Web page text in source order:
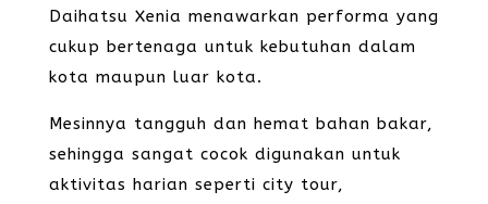
Daihatsu Xenia menawarkan performa yang
cukup bertenaga untuk kebutuhan dalam
kota maupun luar kota.
Mesinnya tangguh dan hemat bahan bakar,
sehingga sangat cocok digunakan untuk
aktivitas harian seperti city tour,